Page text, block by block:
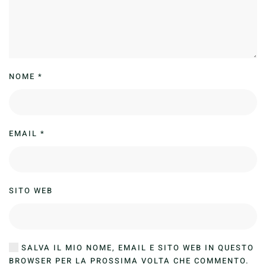
NOME *
EMAIL *
SITO WEB
SALVA IL MIO NOME, EMAIL E SITO WEB IN QUESTO
BROWSER PER LA PROSSIMA VOLTA CHE COMMENTO.